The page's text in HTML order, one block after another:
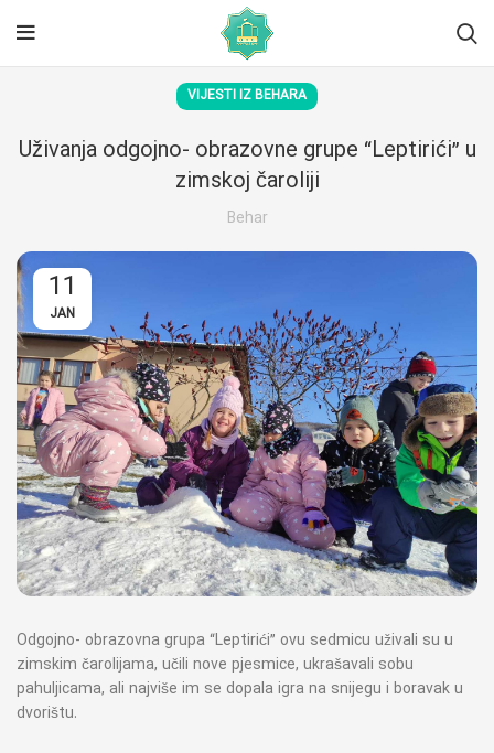
VIJESTI IZ BEHARA
Uživanja odgojno- obrazovne grupe “Leptirići” u
zimskoj čaroliji
Behar
11
JAN
Odgojno- obrazovna grupa “Leptirići” ovu sedmicu uživali su u
zimskim čarolijama, učili nove pjesmice, ukrašavali sobu
pahuljicama, ali najviše im se dopala igra na snijegu i boravak u
dvorištu.